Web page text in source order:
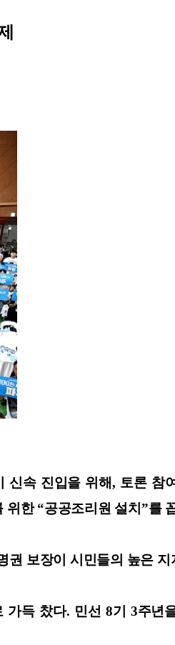
신속 진입을 위해, 토론 참
한 “공공조리원 설치”를
권 보장이 시민들의 높은 지
득 찼다. 민선 8기 3주년